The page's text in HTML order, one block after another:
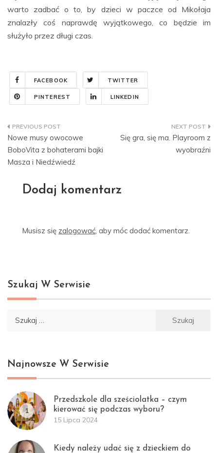
warto zadbać o to, by dzieci w paczce od Mikołaja
znalazły coś naprawdę wyjątkowego, co będzie im
służyło przez długi czas.
FACEBOOK TWITTER
PINTEREST LINKEDIN
Nawigacja
wpisu
Nowe musy owocowe
BoboVita z bohaterami bajki
Masza i Niedźwiedź
Się gra, się ma. Playroom z
wyobraźni
Dodaj komentarz
Musisz się zalogować , aby móc dodać komentarz.
Szukaj W Serwisie
Najnowsze W Serwisie
1
Przedszkole dla sześciolatka – czym
kierować się podczas wyboru?
15 Lipca 2024
Kiedy należy udać się z dzieckiem do